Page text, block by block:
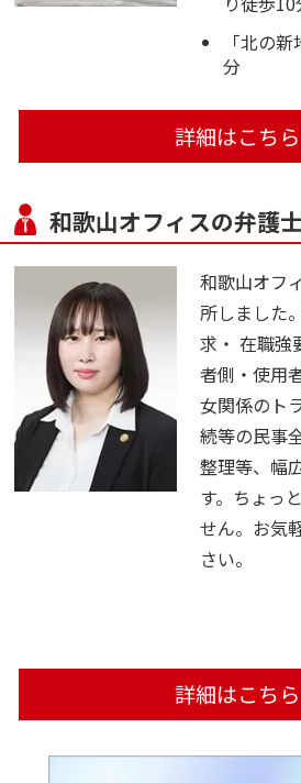
「北の
分
詳細はこちら
和歌山オフィスの弁護
和歌山オフ
所しました
求・ 在職強
者側・使用
女関係のト
続等の民事
整理等、幅
す。ちょっ
せん。お気
さい。
詳細はこちら